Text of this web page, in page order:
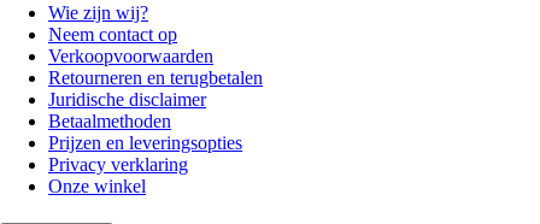
Wie zijn wij?
Neem contact op
Verkoopvoorwaarden
Retourneren en terugbetalen
Juridische disclaimer
Betaalmethoden
Prijzen en leveringsopties
Privacy verklaring
Onze winkel